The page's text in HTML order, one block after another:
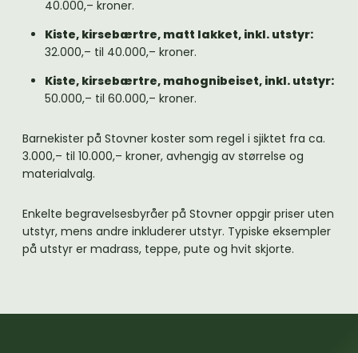
40.000,– kroner.
Kiste, kirsebærtre, matt lakket, inkl. utstyr:
32.000,– til 40.000,– kroner.
Kiste, kirsebærtre, mahognibeiset, inkl. utstyr:
50.000,– til 60.000,– kroner.
Barnekister på Stovner koster som regel i sjiktet fra ca.
3.000,– til 10.000,– kroner, avhengig av størrelse og
materialvalg.
Enkelte begravelsesbyråer på Stovner oppgir priser uten
utstyr, mens andre inkluderer utstyr. Typiske eksempler
på utstyr er madrass, teppe, pute og hvit skjorte.